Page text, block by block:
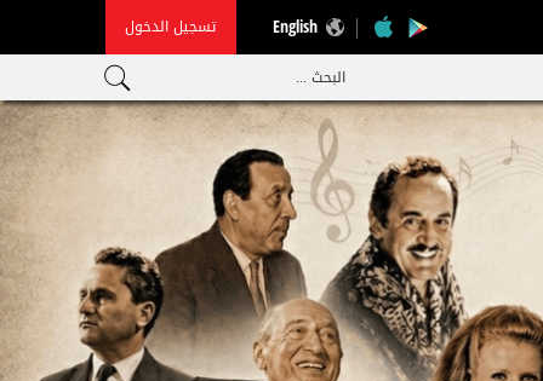
English
تسجيل الدخول
البحث ...